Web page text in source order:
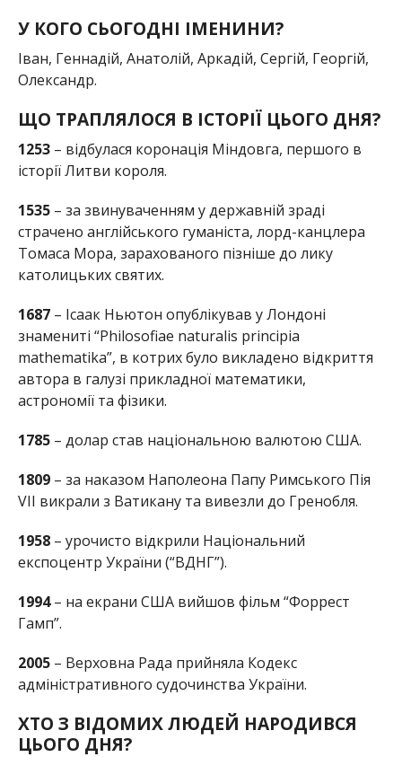
У КОГО СЬОГОДНІ ІМЕНИНИ?
Іван, Геннадій, Анатолій, Аркадій, Сергій, Георгій,
Олександр.
ЩО ТРАПЛЯЛОСЯ В ІСТОРІЇ ЦЬОГО ДНЯ?
1253– відбулася коронація Міндовга, першого в
історії Литви короля.
1535– за звинуваченням у державній зраді
страчено англійського гуманіста, лорд-канцлера
Томаса Мора, зарахованого пізніше до лику
католицьких святих.
1687– Ісаак Ньютон опублікував у Лондоні
знамениті “Philosofiae naturalis principia
mathematika”, в котрих було викладено відкриття
автора в галузі прикладної математики,
астрономії та фізики.
1785– долар став національною валютою США.
1809– за наказом Наполеона Папу Римського Пія
VII викрали з Ватикану та вивезли до Гренобля.
1958– урочисто відкрили Національний
експоцентр України (“ВДНГ”).
1994– на екрани США вийшов фільм “Форрест
Гамп”.
2005– Верховна Рада прийняла Кодекс
адміністративного судочинства України.
ХТО З ВІДОМИХ ЛЮДЕЙ НАРОДИВСЯ
ЦЬОГО ДНЯ?